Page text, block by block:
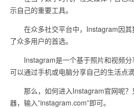
示自己的重要工具。
在众多社交平台中，Instagram因其
了众多用户的首选。
Instagram是一个基于照片和视频分
可以通过手机或电脑分享自己的生活点
那么，如何进入Instagram官网呢？
器，输入”instagram.com”即可。